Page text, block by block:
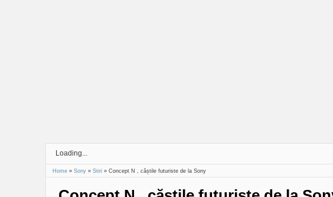
Loading...
Home » Sony » Stiri » Concept N , căștile futuriste de la Sony